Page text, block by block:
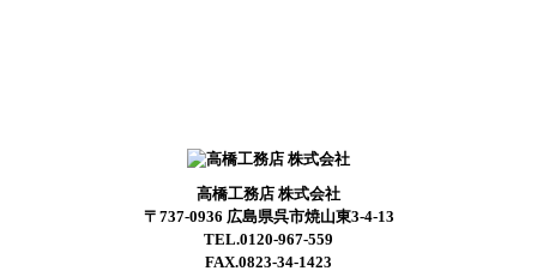
高橋工務店 株式会社
〒737-0936 広島県呉市焼山東3-4-13
TEL.0120-967-559
FAX.0823-34-1423